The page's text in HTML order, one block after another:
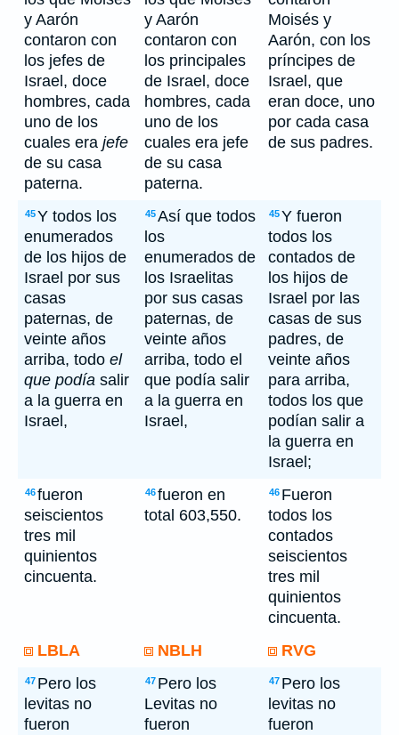
y Aarón
contaron con
los jefes de
Israel, doce
hombres, cada
uno de los
cuales era jefe
de su casa
paterna.
y Aarón
contaron con
los principales
de Israel, doce
hombres, cada
uno de los
cuales era jefe
de su casa
paterna.
Moisés y
Aarón, con los
príncipes de
Israel, que
eran doce, uno
por cada casa
de sus padres.
45Y todos los
enumerados
de los hijos de
Israel por sus
casas
paternas, de
veinte años
arriba, todo el
que podía salir
a la guerra en
Israel,
45Así que todos
los
enumerados de
los Israelitas
por sus casas
paternas, de
veinte años
arriba, todo el
que podía salir
a la guerra en
Israel,
45Y fueron
todos los
contados de
los hijos de
Israel por las
casas de sus
padres, de
veinte años
para arriba,
todos los que
podían salir a
la guerra en
Israel;
46fueron
seiscientos
tres mil
quinientos
cincuenta.
46fueron en
total 603,550.
46 Fueron
todos los
contados
seiscientos
tres mil
quinientos
cincuenta.
LBLA
NBLH RVG
47 Pero los
levitas no
fueron
47 Pero los
Levitas no
fueron
47 Pero los
levitas no
fueron